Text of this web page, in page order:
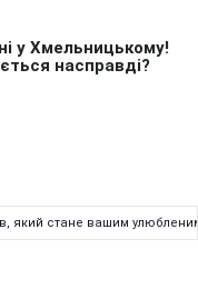
який стане вашим